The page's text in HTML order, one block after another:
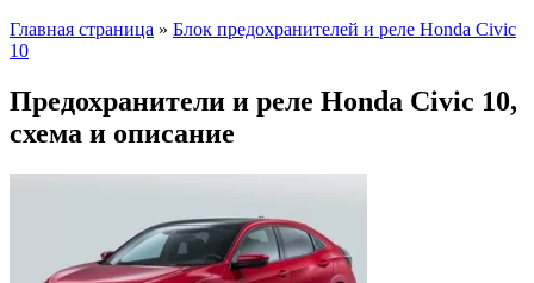
Главная страница » Блок предохранителей и реле Honda Civic
10
Предохранители и реле Honda Civic 10,
схема и описание